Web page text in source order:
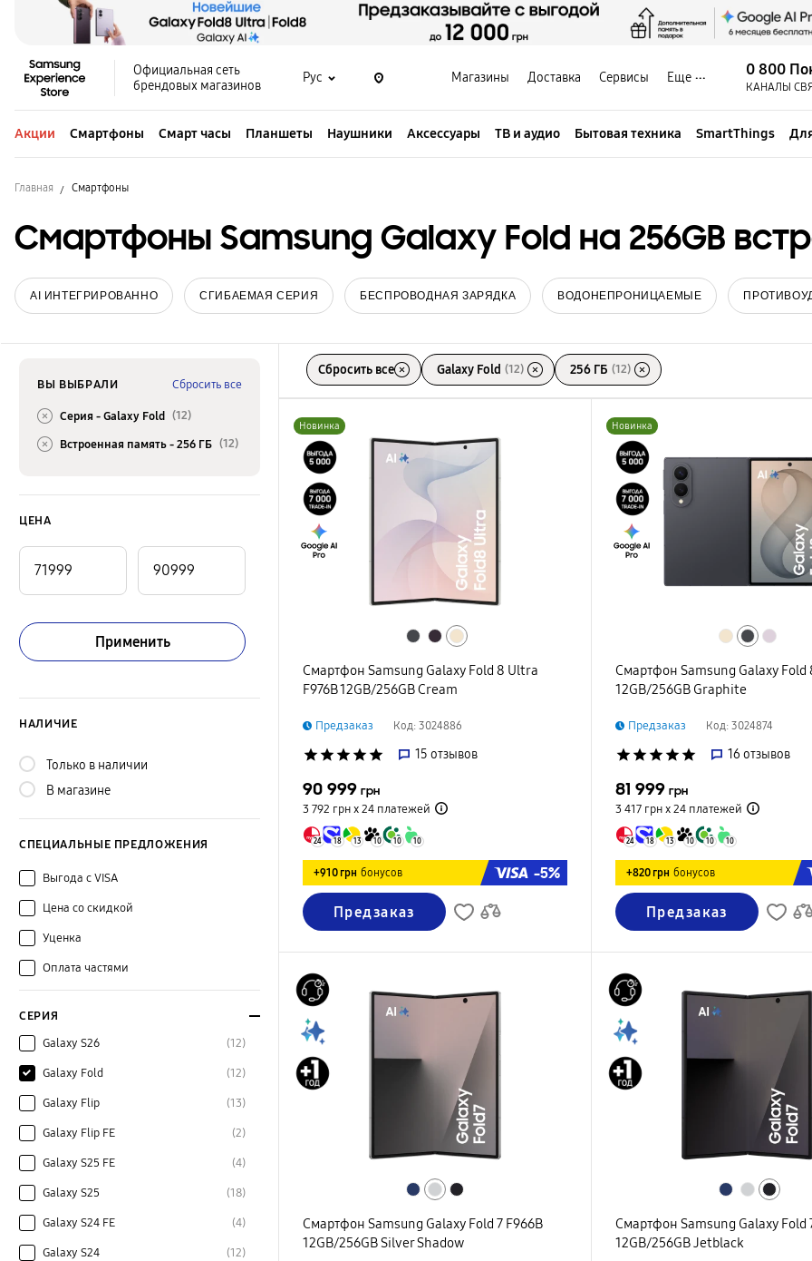
Официальная сеть
брендовых магазинов
Рус Магазины Доставка Сервисы Еще 0 800
КАНАЛЫ
Акции Смартфоны Смарт часы Планшеты Наушники Аксессуары ТВ и аудио Бытовая техника SmartThings
Главная Смартфоны
Смартфоны Samsung Galaxy Fold на 256GB
AI ИНТЕГРИРОВАННО СГИБАЕМАЯ СЕРИЯ БЕСПРОВОДНАЯ ЗАРЯДКА ВОДОНЕПРОНИЦАЕМЫЕ
ВЫ ВЫБРАЛИ Сбросить все
Серия -Galaxy Fold (12)
Встроенная память -256 ГБ (12)
ЦЕНА
Применить
НАЛИЧИЕ
Только в наличии
В магазине
СПЕЦИАЛЬНЫЕ ПРЕДЛОЖЕНИЯ
Выгода с VISA
Цена со скидкой
Уценка
Оплата частями
СЕРИЯ
Galaxy S26
(12)
Galaxy Fold (12)
Galaxy Flip (13)
Galaxy Flip FE (2)
Galaxy S25 FE (4)
Galaxy S25 (18)
Galaxy S24 FE (4)
Galaxy S24 (12)
Сбросить все Galaxy Fold (12) 256 ГБ (12)
Новинка
Смартфон Samsung Galaxy Fold 8 Ultra
F976B 12GB/256GB Cream
Предзаказ Код: 3024886
star star star star star 15 отзывов
90 999 грн
3 792 грн х 24 платежей
24 18 13 10 10 10
+910 грн бонусов -5%
Предзаказ
Новинка
Смартфон Samsung Galaxy Fold
12GB/256GB Graphite
Предзаказ Код: 3024874
star star star star star 16 отзывов
81 999 грн
3 417 грн х 24 платежей
24 18 13 10 10 10
+820 грн бонусов
Предзаказ
Смартфон Samsung Galaxy Fold 7 F966B
12GB/256GB Silver Shadow
Смартфон Samsung Galaxy Fold
12GB/256GB Jetblack